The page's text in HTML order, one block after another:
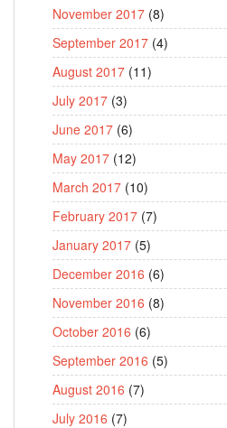
November 2017 (8)
September 2017 (4)
August 2017 (11)
July 2017 (3)
June 2017 (6)
May 2017 (12)
March 2017 (10)
February 2017 (7)
January 2017 (5)
December 2016 (6)
November 2016 (8)
October 2016 (6)
September 2016 (5)
August 2016 (7)
July 2016 (7)